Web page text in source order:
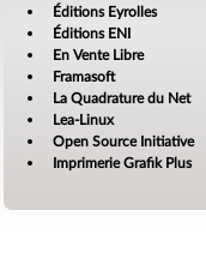
Éditions Eyrolles
Éditions ENI
En Vente Libre
Framasoft
La Quadrature du Net
Lea-Linux
Open Source Initiative
Imprimerie Grafik Plus